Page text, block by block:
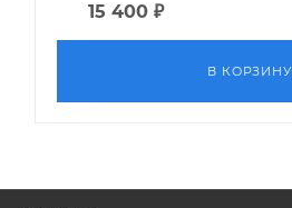
15 400 ₽
В КОРЗИНУ